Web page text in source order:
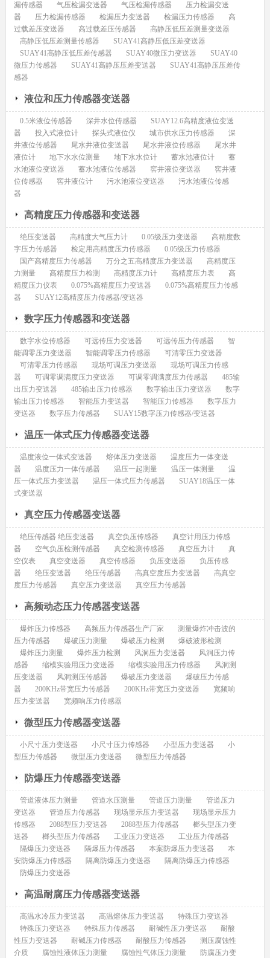
漏传感器
气压检漏变送器 气压检漏传感器
压力检漏变送
器
压力检漏传感器 检漏压力变送器 检漏压力传感器
高
过载差压变送器
高过载差压传感器
高静压低压差测量变送器
高静压低压差测量传感器
SUAY41高静压低压差变送器
SUAY41高静压低压差传感器
SUAY40微压力变送器
SUAY40
微压力传感器
SUAY41高静压压差变送器
SUAY41高静压压差传
感器
液位和压力传感器变送器
0.5米液位传感器 深井水位传感器
SUAY12.6高精度液位变送
器
投入式液位计 探头式液位仪 城市供水压力传感器
深
井液位传感器
尾水井液位变送器 尾水井液位传感器
尾水井
液位计
地下水水位测量 地下水水位计 蓄水池液位计
蓄
水池液位变送器
蓄水池液位传感器 窖井液位变送器
窖井液
位传感器
窖井液位计 污水池液位变送器
污水池液位传感
器
高精度压力传感器和变送器
绝压变送器 高精度大气压力计 0.05级压力变送器
高精度数
字压力传感器
检定用高精度压力传感器
0.05级压力传感器
国产高精度压力传感器
万分之五高精度压力变送器
高精度压
力测量
高精度压力检测 高精度压力计 高精度压力表
高
精度压力仪表
0.075%高精度压力变送器
0.075%高精度压力传感
器
SUAY12高精度压力传感器/变送器
数字压力传感器和变送器
数字水位传感器 可远传压力变送器 可远传压力传感器
智
能调零压力变送器
智能调零压力传感器
可清零压力变送器
可清零压力传感器
现场可调压力变送器
现场可调压力传感
器
可调零调满度压力变送器 可调零调满度压力传感器
485输
出压力变送器
485输出压力传感器 数字输出压力变送器
数字
输出压力传感器
智能压力变送器 智能压力传感器
数字压力
变送器
数字压力传感器 SUAY15数字压力传感器/变送器
温压一体式压力传感器变送器
温度液位一体式变送器 熔体压力变送器
温度压力一体变送
器
温度压力一体传感器 温压一起测量 温压一体测量
温
压一体式压力变送器
温压一体式压力传感器
SUAY18温压一体
式变送器
真空压力传感器变送器
绝压传感器 绝压变送器 真空负压传感器
真空计用压力传感
器
空气负压检测传感器 真空检测传感器 真空压力计
真
空仪表
真空变送器 真空传感器 负压变送器
负压传感
器
绝压变送器 绝压传感器 高真空度压力变送器
高真空
度压力传感器
真空压力变送器 真空压力传感器
高频动态压力传感器变送器
爆炸压力传感器 高频压力传感器生产厂家
测量爆炸冲击波的
压力传感器
爆破压力测量 爆破压力检测
爆破波形检测
爆炸压力测量
爆炸压力检测 风洞压力变送器
风洞压力传
感器
缩模实验用压力变送器 缩模实验用压力传感器
风洞测
压变送器
风洞测压传感器 爆破压力变送器
爆破压力传感
器
200KHz带宽压力传感器 200KHz带宽压力变送器
宽频响
压力变送器
宽频响压力传感器
微型压力传感器变送器
小尺寸压力变送器 小尺寸压力传感器 小型压力变送器
小
型压力传感器
微型压力变送器 微型压力传感器
防爆压力传感器变送器
管道液体压力测量 管道水压测量 管道压力测量
管道压力
变送器
管道压力传感器 现场显示压力变送器
现场显示压力
传感器
2088型压力变送器 2088型压力传感器
榔头型压力变
送器
榔头型压力传感器 工业压力变送器
工业压力传感器
隔爆压力变送器
隔爆压力传感器 本案防爆压力变送器
本
安防爆压力传感器
隔离防爆压力变送器
隔离防爆压力传感器
防爆压力变送器
高温耐腐压力传感器变送器
高温水冷压力变送器 高温熔体压力变送器
特殊压力变送器
特殊压力变送器
特殊压力传感器 耐碱性压力变送器
耐酸
性压力变送器
耐碱压力传感器 耐酸压力传感器
测压腐蚀性
介质
腐蚀性液体压力测量 腐蚀性气体压力测量
防腐压力变